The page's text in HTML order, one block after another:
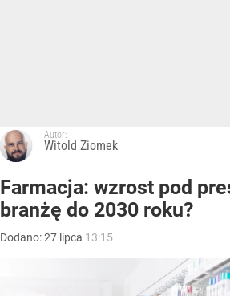
Autor:
Witold Ziomek
Farmacja: wzrost pod
branżę do 2030 roku?
Dodano:27 lipca 13:15